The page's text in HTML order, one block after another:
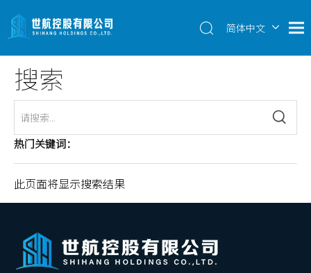
简体中文
搜索
热门关键词：
此页面将显示搜索结果